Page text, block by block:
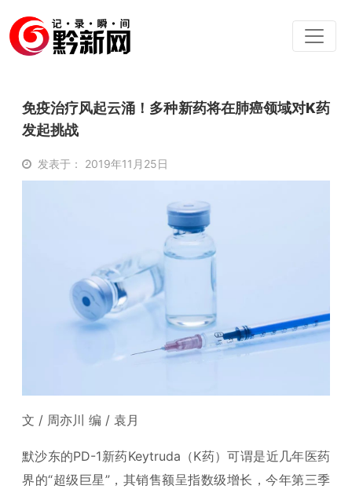
免疫治疗风起云涌！多种新药将在肺癌领域对K药
发起挑战
发表于： 2019年11月25日
文 / 周亦川 编 / 袁月
默沙东的PD-1新药Keytruda（K药）可谓是近几年医药
界的“超级巨星”，其销售额呈指数级增长，今年第三季